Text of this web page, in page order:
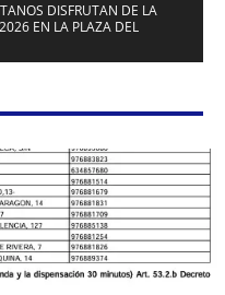
DISFRUTAN DE LA
EN LA PLAZA DEL